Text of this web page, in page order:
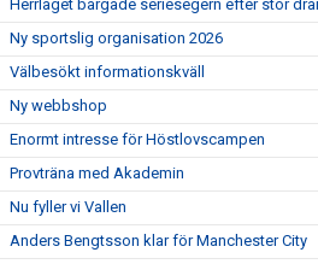
Herrlaget bärgade seriesegern efter stor
Ny sportslig organisation 2026
Välbesökt informationskväll
Ny webbshop
Enormt intresse för Höstlovscampen
Provträna med Akademin
Nu fyller vi Vallen
Anders Bengtsson klar för Manchester City